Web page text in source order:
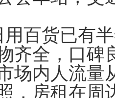
用百货已有
齐全，口碑
场内人流量
，房租在周